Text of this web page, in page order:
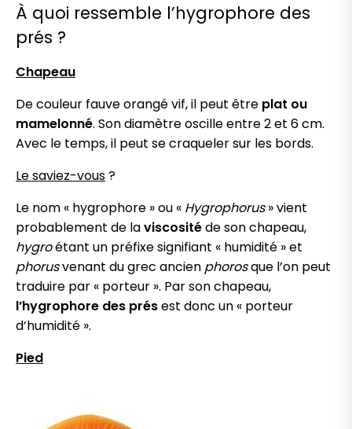
À quoi ressemble l’hygrophore des
prés ?
Chapeau
De couleur fauve orangé vif, il peut être plat ou
mamelonné. Son diamètre oscille entre 2 et 6 cm.
Avec le temps, il peut se craqueler sur les bords.
Le saviez-vous?
Le nom « hygrophore » ou « Hygrophorus» vient
probablement de laviscositéde son chapeau,
hygroétant un préfixe signifiant « humidité » et
phorusvenant du grec ancien phorosque l’on peut
traduire par « porteur ». Par son chapeau,
l’hygrophore des présest donc un « porteur
d’humidité ».
Pied